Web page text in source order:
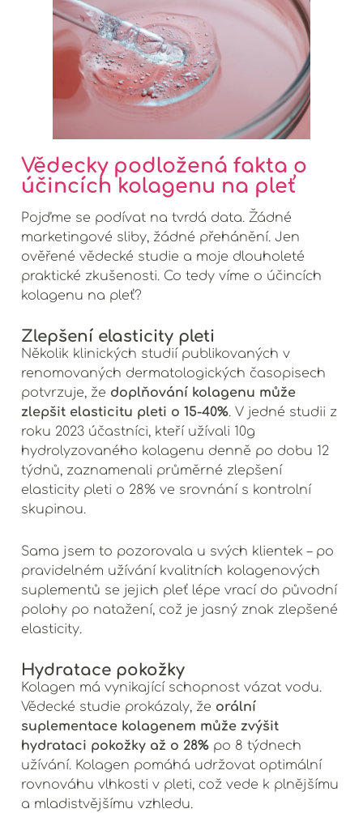
Vědecky podložená fakta o
účincích kolagenu na pleť
Pojďme se podívat na tvrdá data. Žádné
marketingové sliby, žádné přehánění. Jen
ověřené vědecké studie a moje dlouholeté
praktické zkušenosti. Co tedy víme o účincích
kolagenu na pleť?
Zlepšení elasticity pleti
Několik klinických studií publikovaných v
renomovaných dermatologických časopisech
potvrzuje, že doplňování kolagenu může
zlepšit elasticitu pleti o 15-40%. V jedné studii z
roku 2023 účastníci, kteří užívali 10g
hydrolyzovaného kolagenu denně po dobu 12
týdnů, zaznamenali průměrné zlepšení
elasticity pleti o 28% ve srovnání s kontrolní
skupinou.
Sama jsem to pozorovala u svých klientek – po
pravidelném užívání kvalitních kolagenových
suplementů se jejich pleť lépe vrací do původní
polohy po natažení, což je jasný znak zlepšené
elasticity.
Hydratace pokožky
Kolagen má vynikající schopnost vázat vodu.
Vědecké studie prokázaly, že orální
suplementace kolagenem může zvýšit
hydrataci pokožky až o 28%po 8 týdnech
užívání. Kolagen pomáhá udržovat optimální
rovnováhu vlhkosti v pleti, což vede k plnějšímu
a mladistvějšímu vzhledu.